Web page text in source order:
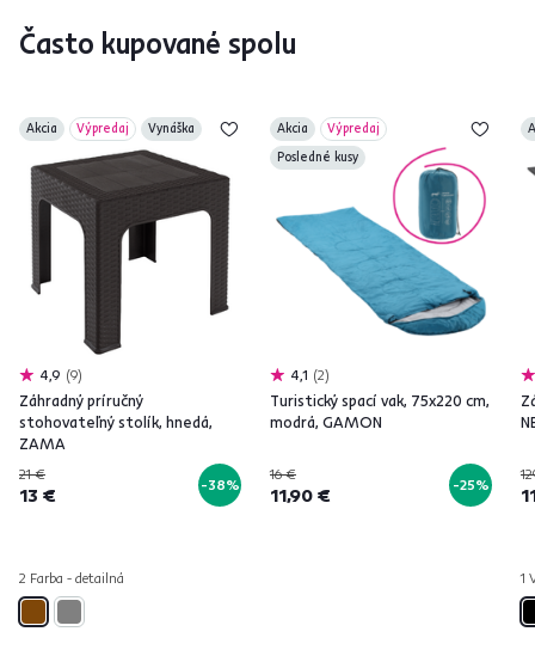
Často kupované spolu
Akcia Výpredaj Vynáška
4,9 9
Záhradný príručný
stohovateľný stolík, hnedá,
ZAMA
21 €
13 € -38%
2 Farba - detailná
Akcia
Výpredaj
Posledné kusy
4,1 2
Turistický spací vak, 75x220 cm,
modrá, GAMON
16 €
11,90 € -25%
1